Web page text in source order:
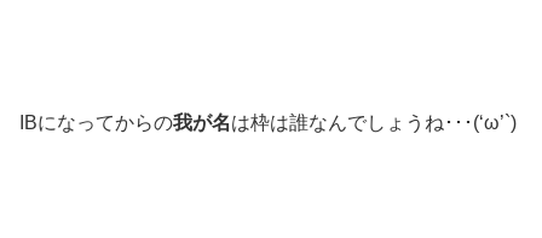
IBになってからの我が名は枠は誰なんでしょうね･･･(‘ω’`)